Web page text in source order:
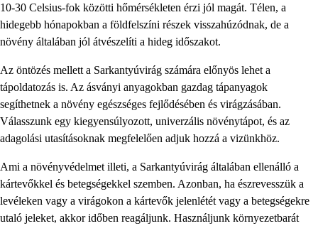
10-30 Celsius-fok közötti hőmérsékleten érzi jól magát. Télen, a
hidegebb hónapokban a földfelszíni részek visszahúzódnak, de a
növény általában jól átvészelíti a hideg időszakot.
Az öntözés mellett a Sarkantyúvirág számára előnyös lehet a
tápoldatozás is. Az ásványi anyagokban gazdag tápanyagok
segíthetnek a növény egészséges fejlődésében és virágzásában.
Válasszunk egy kiegyensúlyozott, univerzális növénytápot, és az
adagolási utasításoknak megfelelően adjuk hozzá a vizünkhöz.
Ami a növényvédelmet illeti, a Sarkantyúvirág általában ellenálló a
kártevőkkel és betegségekkel szemben. Azonban, ha észrevesszük a
levéleken vagy a virágokon a kártevők jelenlétét vagy a betegségekre
utaló jeleket, akkor időben reagáljunk. Használjunk környezetbarát